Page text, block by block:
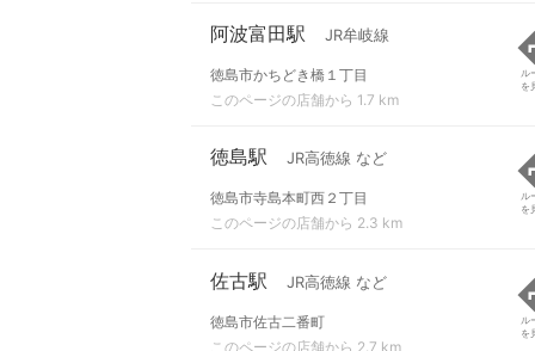
阿波富田駅 JR牟岐線
徳島市かちどき橋１丁目
このページの店舗から 1.7 km
ル
を
徳島駅 JR高徳線 など
徳島市寺島本町西２丁目
このページの店舗から 2.3 km
ル
を
佐古駅 JR高徳線 など
徳島市佐古二番町
このページの店舗から 2.7 km
ル
を